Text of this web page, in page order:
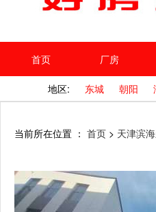
首页 厂房
地区: 东城 朝阳
当前所在位置 ： 首页 > 天津滨